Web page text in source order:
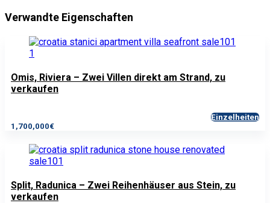
Verwandte Eigenschaften
Omis, Riviera – Zwei Villen direkt am Strand, zu
verkaufen
1,700,000€
Einzelheiten
Split, Radunica – Zwei Reihenhäuser aus Stein, zu
verkaufen